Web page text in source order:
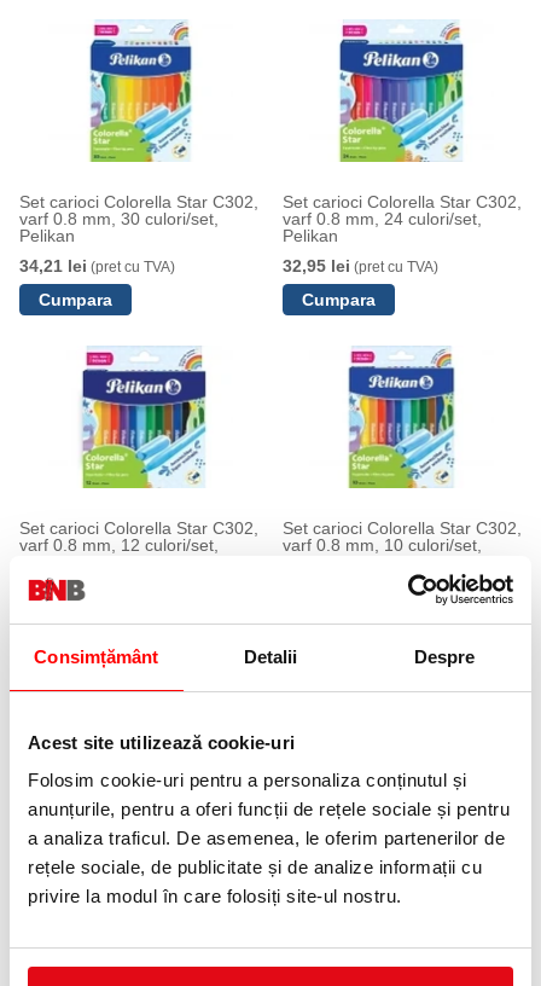
Consimțământ Detalii Despre
Acest site utilizează cookie-uri
Folosim cookie-uri pentru a personaliza conținutul și
anunțurile, pentru a oferi funcții de rețele sociale și pentru
a analiza traficul. De asemenea, le oferim partenerilor de
rețele sociale, de publicitate și de analize informații cu
privire la modul în care folosiți site-ul nostru.
Set carioci Colorella Star C302,
varf 0.8 mm, 30 culori/set,
Pelikan
34,21 lei (pret cu TVA)
Set carioci Colorella Star C302,
varf 0.8 mm, 24 culori/set,
Pelikan
32,95 lei (pret cu TVA)
Set carioci Colorella Star C302,
varf 0.8 mm, 12 culori/set,
16,99 lei
Set carioci Colorella Star C302,
varf 0.8 mm, 10 culori/set,
(pret cu TVA)
varf 0.8 mm, 6 culori pastel/set,
Pelikan
Carioci colorate lavabile Colour
& Erase 12 buc/set Bic
31,99 lei(pret cu TVA)